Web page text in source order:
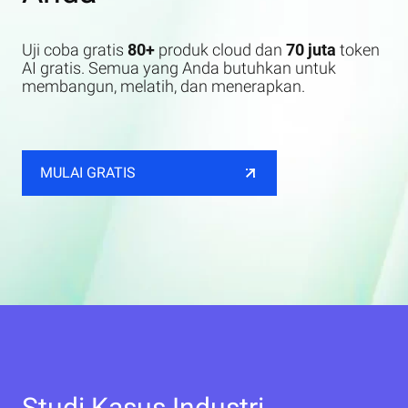
Uji coba gratis 80+ produk cloud dan 70 juta token
AI gratis. Semua yang Anda butuhkan untuk
membangun, melatih, dan menerapkan.
MULAI GRATIS